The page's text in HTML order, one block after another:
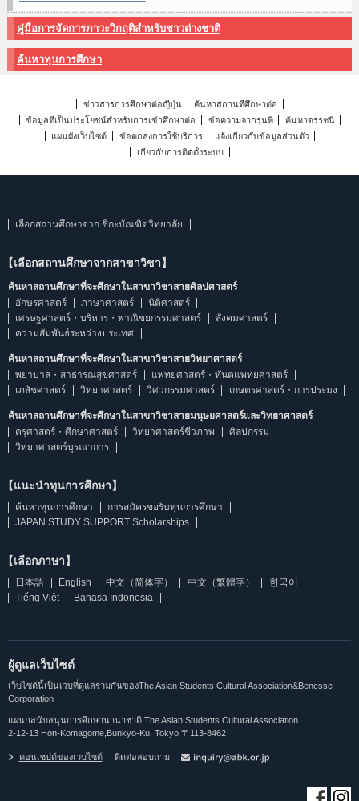
คู่มือการจัดการภาวะวิกฤติสำหรับชาวต่างชาติ
ค้นหาทุนการศึกษา
ข่าวสารการศึกษาต่อญี่ปุ่น
ค้นหาสถานที่ศึกษาต่อ
ข้อมูลที่เป็นประโยชน์สำหรับการเข้าศึกษาต่อ
ข้อความจากรุ่นพี่
ค้นหาดรรชนี
แผนผังเว็บไซต์
ข้อตกลงการใช้บริการ
แจ้งเกี่ยวกับข้อมูลส่วนตัว
เกี่ยวกับการติดตั้งระบบ
เลือกสถานศึกษาจาก ชิกะบัณฑิตวิทยาลัย
【เลือกสถานศึกษาจากสาขาวิชา】
ค้นหาสถานศึกษาที่จะศึกษาในสาขาวิชาสายศิลปศาสตร์
อักษรศาสตร์
ภาษาศาสตร์
นิติศาสตร์
เศรษฐศาสตร์・บริหาร・พาณิชยกรรมศาสตร์
สังคมศาสตร์
ความสัมพันธ์ระหว่างประเทศ
ค้นหาสถานศึกษาที่จะศึกษาในสาขาวิชาสายวิทยาศาสตร์
พยาบาล・สาธารณสุขศาสตร์
แพทยศาสตร์・ทันตแพทยศาสตร์
เภสัชศาสตร์
วิทยาศาสตร์ วิศวกรรมศาสตร์ เกษตรศาสตร์・การประมง
ค้นหาสถานศึกษาที่จะศึกษาในสาขาวิชาสายมนุษยศาสตร์และวิทยาศาสตร์
ครุศาสตร์・ศึกษาศาสตร์
วิทยาศาสตร์ชีวภาพ
ศิลปกรรม
วิทยาศาสตร์บูรณาการ
【แนะนำทุนการศึกษา】
ค้นหาทุนการศึกษา
การสมัครขอรับทุนการศึกษา
JAPAN STUDY SUPPORT Scholarships
【เลือกภาษา】
日本語 English 中文（简体字） 中文（繁體字）
한국어
Tiếng Việt
Bahasa Indonesia
ผู้ดูแลเว็บไซต์
เว็บไซต์นี้เป็นเวบที่ดูแลร่วมกันของThe Asian Students Cultural Association&Benesse
Corporation
แผนกสนับสนุนการศึกษานานาชาติ The Asian Students Cultural Association
2-12-13 Hon-Komagome,Bunkyo-Ku, Tokyo 〒113-8462
คอนเซปต์ของเวบไซต์ ติดต่อสอบถาม